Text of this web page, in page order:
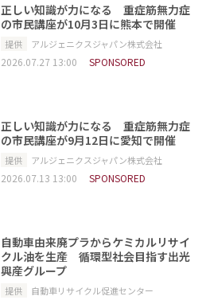
正しい知識が力になる 重症筋無力症
の市民講座が10月3日に熊本で開催
提供 アルジェニクスジャパン株式会社
2026.07.27 13:00 SPONSORED
正しい知識が力になる 重症筋無力症
の市民講座が9月12日に愛知で開催
提供 アルジェニクスジャパン株式会社
2026.07.13 13:00 SPONSORED
自動車由来廃プラからケミカルリサイ
クル油を生産 循環型社会目指す出光
興産グループ
提供 自動車リサイクル促進センター